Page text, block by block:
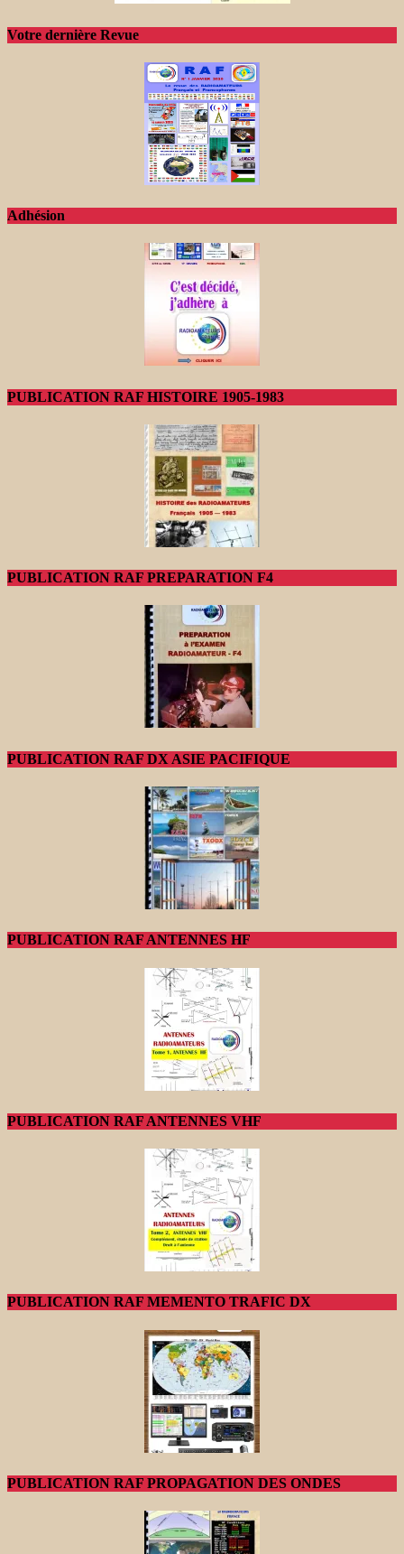
Votre dernière Revue
Adhésion
PUBLICATION RAF HISTOIRE 1905-1983
PUBLICATION RAF PREPARATION F4
PUBLICATION RAF DX ASIE PACIFIQUE
PUBLICATION RAF ANTENNES HF
PUBLICATION RAF ANTENNES VHF
PUBLICATION RAF MEMENTO TRAFIC DX
PUBLICATION RAF PROPAGATION DES ONDES